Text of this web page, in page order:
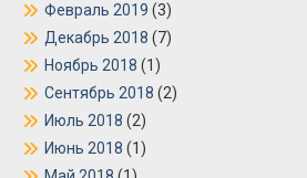
Февраль 2019 (3)
Декабрь 2018 (7)
Ноябрь 2018 (1)
Сентябрь 2018 (2)
Июль 2018 (2)
Июнь 2018 (1)